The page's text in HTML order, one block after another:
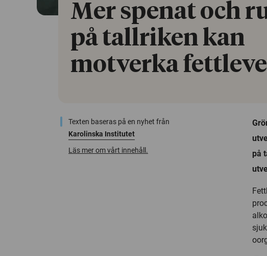
Mer spenat och
på tallriken kan
motverka
Texten baseras på en nyhet från
Karolinska Institutet
Läs mer om vårt innehåll.
på